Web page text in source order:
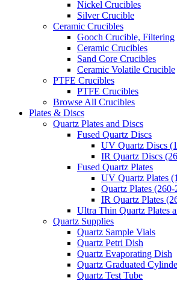
Nickel Crucibles
Silver Crucible
Ceramic Crucibles
Gooch Crucible, Filtering
Ceramic Crucibles
Sand Core Crucibles
Ceramic Volatile Crucible
PTFE Crucibles
PTFE Crucibles
Browse All Crucibles
Plates & Discs
Quartz Plates and Discs
Fused Quartz Discs
UV Quartz Discs
IR Quartz Discs
Fused Quartz Plates
UV Quartz Plates
Quartz Plates
IR Quartz Plates
Ultra Thin Quartz Plates
Quartz Supplies
Quartz Sample Vials
Quartz Petri Dish
Quartz Evaporating Dish
Quartz Graduated
Quartz Test Tube